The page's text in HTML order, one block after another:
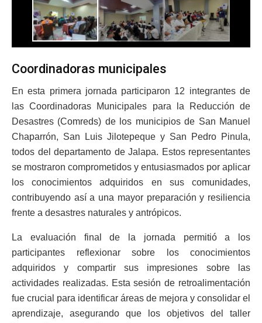
Coordinadoras municipales
En esta primera jornada participaron 12 integrantes de
las Coordinadoras Municipales para la Reducción de
Desastres (Comreds) de los municipios de San Manuel
Chaparrón, San Luis Jilotepeque y San Pedro Pinula,
todos del departamento de Jalapa. Estos representantes
se mostraron comprometidos y entusiasmados por aplicar
los conocimientos adquiridos en sus comunidades,
contribuyendo así a una mayor preparación y resiliencia
frente a desastres naturales y antrópicos.
La evaluación final de la jornada permitió a los
participantes reflexionar sobre los conocimientos
adquiridos y compartir sus impresiones sobre las
actividades realizadas. Esta sesión de retroalimentación
fue crucial para identificar áreas de mejora y consolidar el
aprendizaje, asegurando que los objetivos del taller